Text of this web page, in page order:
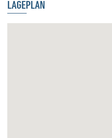
LAGEPLAN